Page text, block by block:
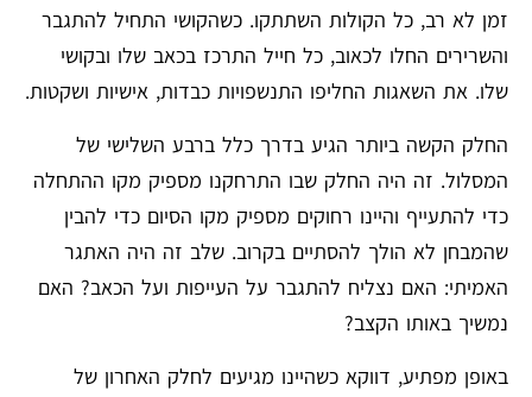
זמן לא רב, כל הקולות השתתקו. כשהקושי התחיל להתגבר
והשרירים החלו לכאוב, כל חייל התרכז בכאב שלו ובקושי
שלו. את השאגות החליפו התנשפויות כבדות, אישיות ושקטות.
החלק הקשה ביותר הגיע בדרך כלל ברבע השלישי של
המסלול. זה היה החלק שבו התרחקנו מספיק מקו ההתחלה
כדי להתעייף והיינו רחוקים מספיק מקו הסיום כדי להבין
שהמבחן לא הולך להסתיים בקרוב. שלב זה היה האתגר
האמיתי: האם נצליח להתגבר על העייפות ועל הכאב? האם
נמשיך באותו הקצב?
באופן מפתיע, דווקא כשהיינו מגיעים לחלק האחרון של